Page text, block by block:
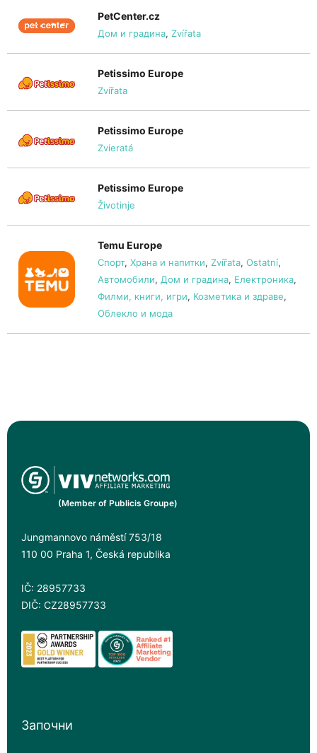
PetCenter.cz
Дом и градина, Zvířata
Petissimo Europe
Zvířata
Petissimo Europe
Zvieratá
Petissimo Europe
Životinje
Temu Europe
Спорт, Храна и напитки, Zvířata, Ostatní,
Автомобили, Дом и градина, Електроника,
Филми, книги, игри, Козметика и здраве,
Облекло и мода
(Member of Publicis Groupe)
Jungmannovo náměstí 753/18
110 00 Praha 1, Česká republika
IČ: 28957733
DIČ: CZ28957733
Започни